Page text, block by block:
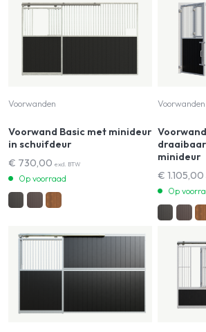
Voorwanden
Voorwand Basic met minideur
in schuifdeur
€ 730,00 excl. BTW
Op voorraad
Voorwanden
minideur
€ 1.105,00
Op